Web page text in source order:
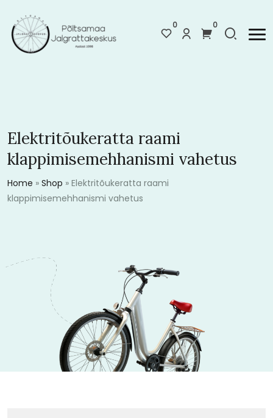
0 0
Elektritõukeratta raami
klappimisemehhanismi vahetus
Home » Shop » Elektritõukeratta raami
klappimisemehhanismi vahetus